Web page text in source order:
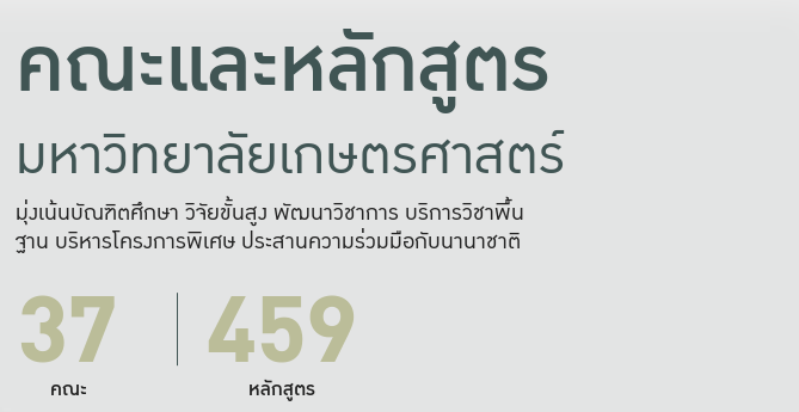
คณะและหลักสูตร
มหาวิทยาลัยเกษตรศาสตร์
มุ่งเน้นบัณฑิตศึกษา วิจัยขั้นสูง พัฒนาวิชาการ บริการวิชาพื้น
ฐาน บริหารโครงการพิเศษ ประสานความร่วมมือกับนานาชาติ
37
คณะ 459
หลักสูตร